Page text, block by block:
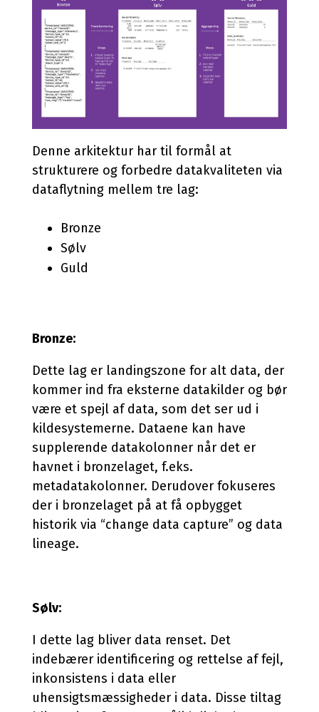
Denne arkitektur har til formål at
strukturere og forbedre datakvaliteten via
dataflytning mellem tre lag:
Bronze
Sølv
Guld
Bronze:
Dette lag er landingszone for alt data, der
kommer ind fra eksterne datakilder og bør
være et spejl af data, som det ser ud i
kildesystemerne. Dataene kan have
supplerende datakolonner når det er
havnet i bronzelaget, f.eks.
metadatakolonner. Derudover fokuseres
der i bronzelaget på at få opbygget
historik via “change data capture” og data
lineage.
Sølv:
I dette lag bliver data renset. Det
indebærer identificering og rettelse af fejl,
inkonsistens i data eller
uhensigtsmæssigheder i data. Disse tiltag